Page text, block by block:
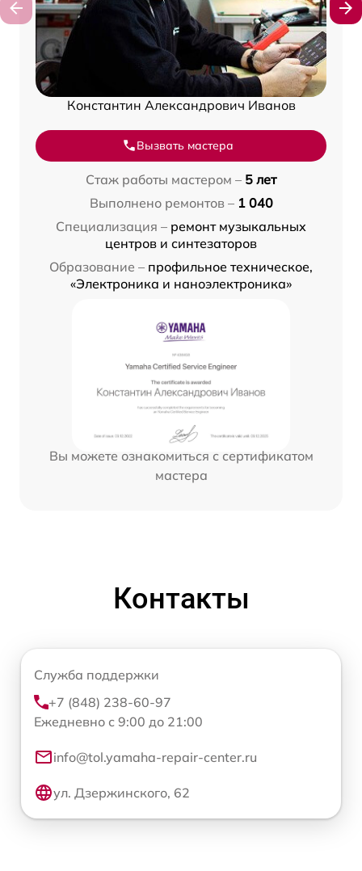
Константин Александрович Иванов
Вызвать мастера
Стаж работы мастером – 5 лет
Выполнено ремонтов – 1 040
Специализация – ремонт музыкальных
центров и синтезаторов
Образование – профильное техническое,
«Электроника и наноэлектроника»
Вы можете ознакомиться с сертификатом
мастера
Контакты
Служба поддержки
+7 (848) 238-60-97
Ежедневно с 9:00 до 21:00
info@tol.yamaha-repair-center.ru
ул. Дзержинского, 62